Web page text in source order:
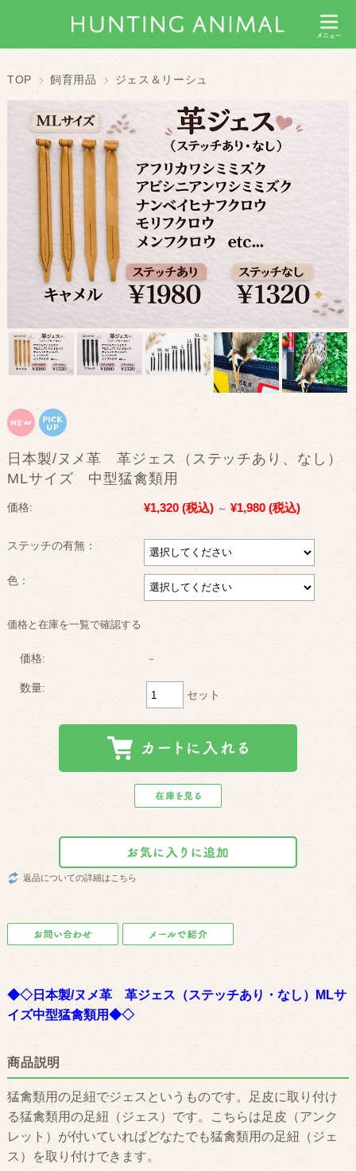
TOP 飼育用品 ジェス＆リーシュ
日本製/ヌメ革 革ジェス（ステッチあり、なし）
MLサイズ 中型猛禽類用
価格: ¥1,320 (税込) ～ ¥1,980 (税込)
ステッチの有無：
色：
価格と在庫を一覧で確認する
価格: －
数量:
セット
返品についての詳細はこちら
◆◇日本製/ヌメ革 革ジェス（ステッチあり・なし）MLサ
イズ中型猛禽類用◆◇
商品説明
猛禽類用の足紐でジェスというものです。足皮に取り付け
る猛禽類用の足紐（ジェス）です。こちらは足皮（アンク
レット）が付いていればどなたでも猛禽類用の足紐（ジェ
ス）を取り付けできます。